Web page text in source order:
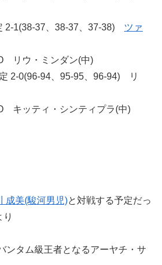
1(38-37、38-37、37-38) ツァ
リウ・ミンダン(中)
2-0(96-94、95-95、96-94) リ
キッティ・シンティプラ(中)
成美(駿河男児)と対戦する予定だっ
ンタム級王者となるアーヤチ・サ